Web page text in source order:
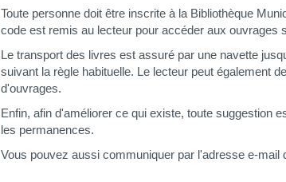
Toute personne doit être inscrite à la Bibliothèque
code est remis au lecteur pour accéder aux ouvrages
Le transport des livres est assuré par une navette
suivant la règle habituelle. Le lecteur peut également
d'ouvrages.
Enfin, afin d'améliorer ce qui existe, toute suggestion
les permanences.
Vous pouvez aussi communiquer par l'adresse e-mail